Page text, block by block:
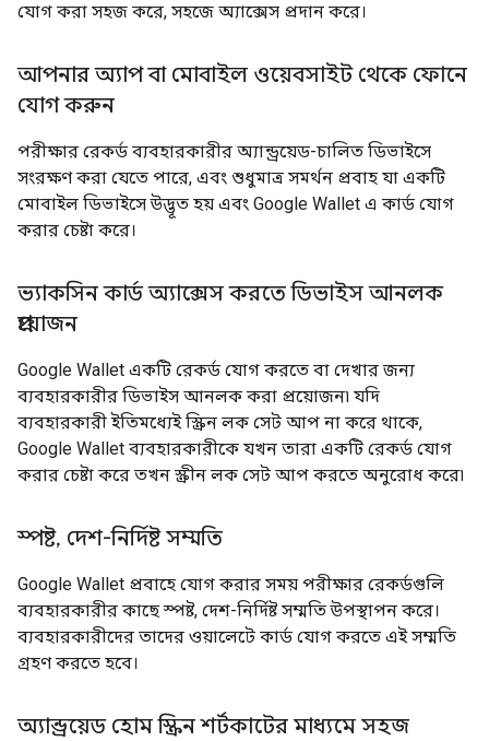
যোগ করা সহজ করে, সহজে অ্যাক্সেস প্রদান করে।
আপনার অ্যাপ বা মোবাইল ওয়েবসাইট থেকে ফোনে
যোগ করুন
পরীক্ষার রেকর্ড ব্যবহারকারীর অ্যান্ড্রয়েড-চালিত ডিভাইসে
সংরক্ষণ করা যেতে পারে, এবং শুধুমাত্র সমর্থন প্রবাহ যা একটি
মোবাইল ডিভাইসে উদ্ভূত হয় এবং Google Wallet এ কার্ড যোগ
করার চেষ্টা করে।
ভ্যাকসিন কার্ড অ্যাক্সেস করতে ডিভাইস আনলক
প্রয়োজন
Google Wallet একটি রেকর্ড যোগ করতে বা দেখার জন্য
ব্যবহারকারীর ডিভাইস আনলক করা প্রয়োজন৷ যদি
ব্যবহারকারী ইতিমধ্যেই স্ক্রিন লক সেট আপ না করে থাকে,
Google Wallet ব্যবহারকারীকে যখন তারা একটি রেকর্ড যোগ
করার চেষ্টা করে তখন স্ক্রীন লক সেট আপ করতে অনুরোধ করে৷
স্পষ্ট, দেশ-নির্দিষ্ট সম্মতি
Google Wallet প্রবাহে যোগ করার সময় পরীক্ষার রেকর্ডগুলি
ব্যবহারকারীর কাছে স্পষ্ট, দেশ-নির্দিষ্ট সম্মতি উপস্থাপন করে।
ব্যবহারকারীদের তাদের ওয়ালেটে কার্ড যোগ করতে এই সম্মতি
গ্রহণ করতে হবে।
অ্যান্ড্রয়েড হোম স্ক্রিন শর্টকাটের মাধ্যমে সহজ